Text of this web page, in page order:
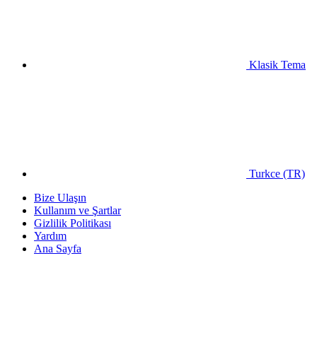
Klasik Tema
Turkce (TR)
Bize Ulaşın
Kullanım ve Şartlar
Gizlilik Politikası
Yardım
Ana Sayfa